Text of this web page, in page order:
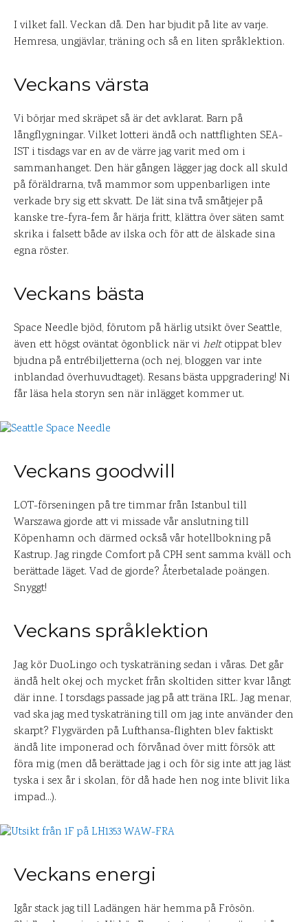
I vilket fall. Veckan då. Den har bjudit på lite av varje.
Hemresa, ungjävlar, träning och så en liten språklektion.
Veckans värsta
Vi börjar med skräpet så är det avklarat. Barn på
långflygningar. Vilket lotteri ändå och nattflighten SEA-
IST i tisdags var en av de värre jag varit med om i
sammanhanget. Den här gången lägger jag dock all skuld
på föräldrarna, två mammor som uppenbarligen inte
verkade bry sig ett skvatt. De lät sina två småtjejer på
kanske tre-fyra-fem år härja fritt, klättra över säten samt
skrika i falsett både av ilska och för att de älskade sina
egna röster.
Veckans bästa
Space Needle bjöd, förutom på härlig utsikt över Seattle,
även ett högst oväntat ögonblick när vi heltotippat blev
bjudna på entrébiljetterna (och nej, bloggen var inte
inblandad överhuvudtaget). Resans bästa uppgradering! Ni
får läsa hela storyn sen när inlägget kommer ut.
Veckans goodwill
LOT-förseningen på tre timmar från Istanbul till
Warszawa gjorde att vi missade vår anslutning till
Köpenhamn och därmed också vår hotellbokning på
Kastrup. Jag ringde Comfort på CPH sent samma kväll och
berättade läget. Vad de gjorde? Återbetalade poängen.
Snyggt!
Veckans språklektion
Jag kör DuoLingo och tyskaträning sedan i våras. Det går
ändå helt okej och mycket från skoltiden sitter kvar långt
där inne. I torsdags passade jag på att träna IRL. Jag menar,
vad ska jag med tyskaträning till om jag inte använder den
skarpt? Flygvärden på Lufthansa-flighten blev faktiskt
ändå lite imponerad och förvånad över mitt försök att
föra mig (men då berättade jag i och för sig inte att jag läst
tyska i sex år i skolan, för då hade hen nog inte blivit lika
impad…).
Veckans energi
Igår stack jag till Ladängen här hemma på Frösön.